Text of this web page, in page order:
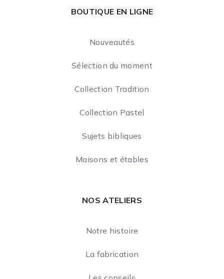
BOUTIQUE EN LIGNE
Nouveautés
Sélection du moment
Collection Tradition
Collection Pastel
Sujets bibliques
Maisons et étables
NOS ATELIERS
Notre histoire
La fabrication